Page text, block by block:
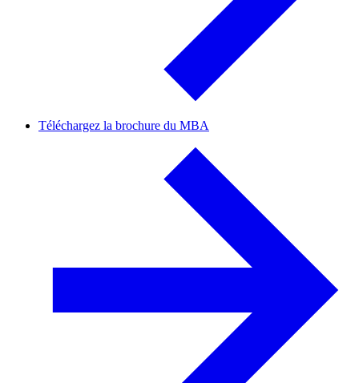
Téléchargez la brochure du MBA